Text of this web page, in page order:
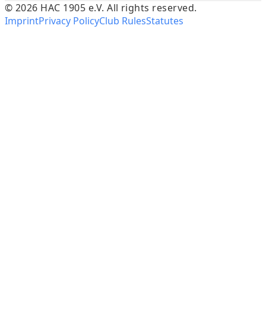
© 2026 HAC 1905 e.V. All rights reserved.
ImprintPrivacy PolicyClub RulesStatutes